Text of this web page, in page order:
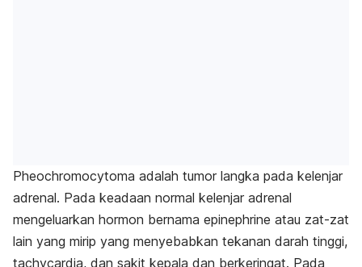
Pheochromocytoma adalah tumor langka pada kelenjar
adrenal. Pada keadaan normal kelenjar adrenal
mengeluarkan hormon bernama epinephrine atau zat-zat
lain yang mirip yang menyebabkan tekanan darah tinggi,
tachycardia, dan sakit kepala dan berkeringat. Pada